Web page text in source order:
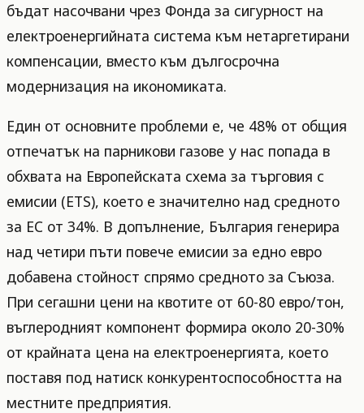
бъдат насочвани чрез Фонда за сигурност на
електроенергийната система към нетаргетирани
компенсации, вместо към дългосрочна
модернизация на икономиката.
Един от основните проблеми е, че 48% от общия
отпечатък на парникови газове у нас попада в
обхвата на Европейската схема за търговия с
емисии (ETS), което е значително над средното
за ЕС от 34%. В допълнение, България генерира
над четири пъти повече емисии за едно евро
добавена стойност спрямо средното за Съюза.
При сегашни цени на квотите от 60-80 евро/тон,
въглеродният компонент формира около 20-30%
от крайната цена на електроенергията, което
поставя под натиск конкурентоспособността на
местните предприятия.